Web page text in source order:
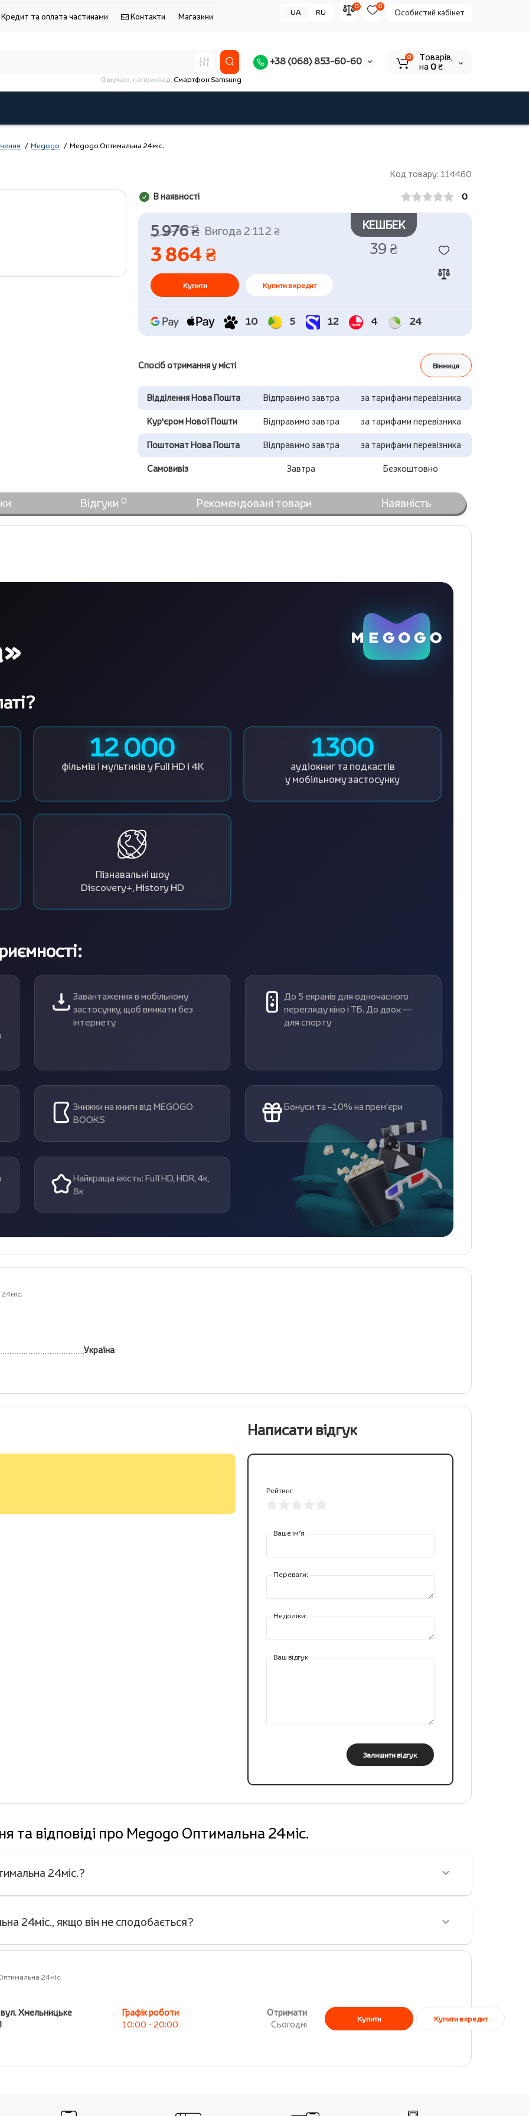
Кредит та оплата частинами Контакти Магазини Особистий кабінет
0
0
UA RU
+38 (068) 853-60-60
Я шукаю, наприклад,Смартфон Samsung
0
Tоварів,
на0 ₴
Megogo Megogo Оптимальна 24міс.
Код товару: 114460
В наявності 0
5 976 ₴ Вигода 2 112 ₴
3 864 ₴
КЕШБЕК
39 ₴
Купити Купити в кредит
10 5 12 4 24
Спосіб отримання у місті Вінниця
Відділення Нова Пошта Відправимо завтра за тарифами перевізника
Кур'єром Нової Пошти Відправимо завтра за тарифами перевізника
Поштомат Нова Пошта Відправимо завтра за тарифами перевізника
Самовивіз Завтра Безкоштовно
Відгуки 0 Рекомендовані товари Наявність
12 000
фільмів і мультиківу Full HD і 4К
1300
аудіокниг та подкастів
у мобільному застосунку
Пізнавальні шоу
Discovery+, History HD
Завантаження в мобільному
застосунку, щоб вмикати без
інтернету
До 5 екранів для одночасного
перегляду кіно і ТБ. До двох —
для спорту
Знижки на книги від MEGOGO
BOOKS
Бонуси та –10% на прем'єри
Найкраща якість: Full HD, HDR, 4к,
8к
Україна
Написати відгук
Рейтинг
Ваше ім’я
Переваги:
Недоліки:
Ваш відгук
Залишити відгук
та відповіді про Megogo Оптимальна 24міс.
24міс.?
24міс., якщо він не сподобається?
24міс.
вул. Хмельницьке
Графік роботи
10:00 - 20:00
Отримати
Сьогодні
Купити Купити в кредит